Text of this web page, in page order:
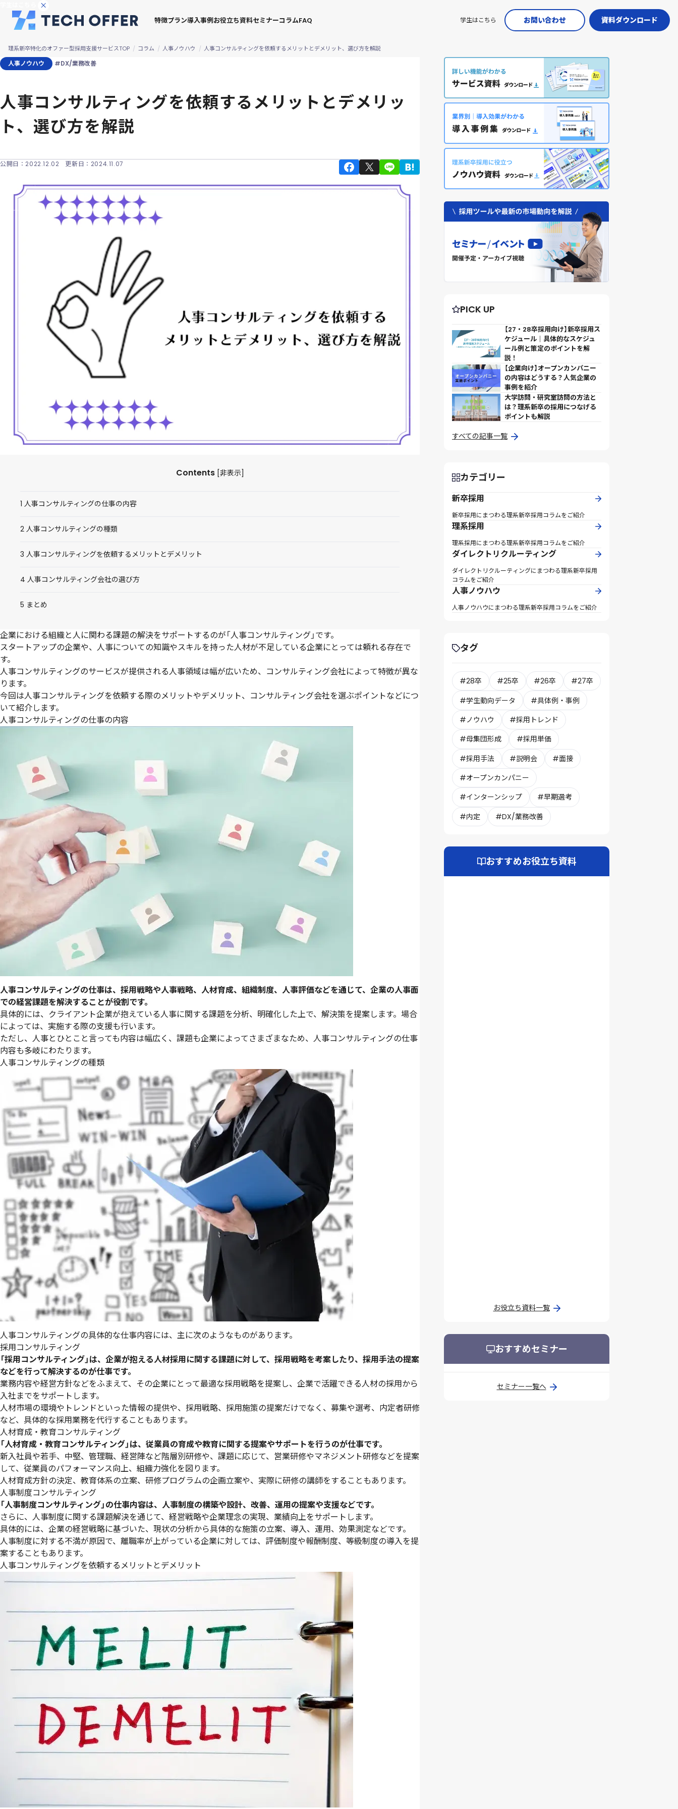
特徴プラン導入事例お役立ち資料セミナーコラムFAQ 学生はこちら お問い合わせ 資料ダウンロード
理系新卒特化のオファー型採用支援サービスTOP コラム 人事ノウハウ 人事コンサルティングを依頼するメリットとデメリット、選び方を解説
人事ノウハウ #DX/業務改善
人事コンサルティングを依頼するメリットとデメリッ
ト、選び方を解説
公開日： 2022.12.02 更新日： 2024.11.07
Contents [非表示]
1 人事コンサルティングの仕事の内容
2 人事コンサルティングの種類
3 人事コンサルティングを依頼するメリットとデメリット
4 人事コンサルティング会社の選び方
5 まとめ
企業における組織と人に関わる課題の解決をサポートするのが「人事コンサルティング」です。
スタートアップの企業や、人事についての知識やスキルを持った人材が不足している企業にとっては頼れる存在で
す。
人事コンサルティングのサービスが提供される人事領域は幅が広いため、コンサルティング会社によって特徴が異な
ります。
今回は人事コンサルティングを依頼する際のメリットやデメリット、コンサルティング会社を選ぶポイントなどにつ
いて紹介します。
人事コンサルティングの仕事の内容
人事コンサルティングの仕事は、採用戦略や人事戦略、人材育成、組織制度、人事評価などを通じて、企業の人事面
での経営課題を解決することが役割です。
具体的には、クライアント企業が抱えている人事に関する課題を分析、明確化した上で、解決策を提案します。場合
によっては、実施する際の支援も行います。
ただし、人事とひとこと言っても内容は幅広く、課題も企業によってさまざまなため、人事コンサルティングの仕事
内容も多岐にわたります。
人事コンサルティングの種類
人事コンサルティングの具体的な仕事内容には、主に次のようなものがあります。
採用コンサルティング
「採用コンサルティング」は、企業が抱える人材採用に関する課題に対して、採用戦略を考案したり、採用手法の提案
などを行って解決するのが仕事です。
業務内容や経営方針などをふまえて、その企業にとって最適な採用戦略を提案し、企業で活躍できる人材の採用から
入社までをサポートします。
人材市場の環境やトレンドといった情報の提供や、採用戦略、採用施策の提案だけでなく、募集や選考、内定者研修
など、具体的な採用業務を代行することもあります。
人材育成・教育コンサルティング
「人材育成・教育コンサルティング」は、従業員の育成や教育に関する提案やサポートを行うのが仕事です。
新入社員や若手、中堅、管理職、経営陣など階層別研修や、課題に応じて、営業研修やマネジメント研修などを提案
して、従業員のパフォーマンス向上、組織力強化を図ります。
人材育成方針の決定、教育体系の立案、研修プログラムの企画立案や、実際に研修の講師をすることもあります。
人事制度コンサルティング
「人事制度コンサルティング」の仕事内容は、人事制度の構築や設計、改善、運用の提案や支援などです。
さらに、人事制度に関する課題解決を通じて、経営戦略や企業理念の実現、業績向上をサポートします。
具体的には、企業の経営戦略に基づいた、現状の分析から具体的な施策の立案、導入、運用、効果測定などです。
人事制度に対する不満が原因で、離職率が上がっている企業に対しては、評価制度や報酬制度、等級制度の導入を提
案することもあります。
人事コンサルティングを依頼するメリットとデメリット
PICK UP
【27・28卒採用向け】新卒採用ス
ケジュール｜具体的なスケジュ
ール例と策定のポイントを解
説！
【企業向け】オープンカンパニー
の内容はどうする？人気企業の
事例を紹介
大学訪問・研究室訪問の方法と
は？理系新卒の採用につなげる
ポイントも解説
すべての記事一覧
カテゴリー
新卒採用
新卒採用にまつわる理系新卒採用コラムをご紹介
理系採用
理系採用にまつわる理系新卒採用コラムをご紹介
ダイレクトリクルーティング
ダイレクトリクルーティングにまつわる理系新卒採用
コラムをご紹介
人事ノウハウ
人事ノウハウにまつわる理系新卒採用コラムをご紹介
タグ
#28卒 #25卒 #26卒
#27卒
#学生動向データ
#具体例・事例
#ノウハウ
#採用トレンド
#母集団形成
#採用単価
#採用手法
#説明会
#面接
#オープンカンパニー
#インターンシップ
#早期選考
#内定
#DX/業務改善
おすすめお役立ち資料
お役立ち資料一覧
おすすめセミナー
セミナー一覧へ